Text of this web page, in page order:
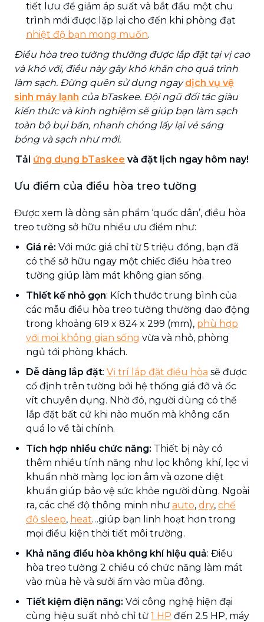
tiết lưu để giảm áp suất và bắt đầu một chu
trình mới được lặp lại cho đến khi phòng đạt
nhiệt độ bạn mong muốn.
Điều hòa treo tường thường được lắp đặt tại vị cao
và khó với, điều này gây khó khăn cho quá trình
làm sạch. Đừng quên sử dụng ngaydịch vụ vệ
sinh máy lạnh của bTaskee. Đội ngũ đối tác giàu
kiến thức và kinh nghiệm sẽ giúp bạn làm sạch
toàn bộ bụi bẩn, nhanh chóng lấy lại vẻ sáng
bóng và sạch như mới.
Tải ứng dụng bTaskee và đặt lịch ngay hôm nay!
Ưu điểm của điều hòa treo tường
Được xem là dòng sản phẩm ‘quốc dân’, điều hòa
treo tường sở hữu nhiều ưu điểm như:
Giá rẻ: Với mức giá chỉ từ 5 triệu đồng, bạn đã
có thể sở hữu ngay một chiếc điều hòa treo
tường giúp làm mát không gian sống.
Thiết kế nhỏ gọn: Kích thước trung bình của
các mẫu điều hòa treo tường thường dao động
trong khoảng 619 x 824 x 299 (mm), phù hợp
với mọi không gian sống vừa và nhỏ, phòng
ngủ tới phòng khách.
Dễ dàng lắp đặt: Vị trí lắp đặt điều hòa sẽ được
cố định trên tường bởi hệ thống giá đỡ và ốc
vít chuyên dụng. Nhờ đó, người dùng có thể
lắp đặt bất cứ khi nào muốn mà không cần
quá lo về tài chính.
Tích hợp nhiều chức năng: Thiết bị này có
thêm nhiều tính năng như lọc không khí, lọc vi
khuẩn nhờ màng lọc ion âm và ozone diệt
khuẩn giúp bảo vệ sức khỏe người dùng. Ngoài
ra, các chế độ thông minh như auto, dry, chế
độ sleep, heat…giúp bạn linh hoạt hơn trong
mọi điều kiện thời tiết môi trường.
Khả năng điều hòa không khí hiệu quả: Điều
hòa treo tường 2 chiều có chức năng làm mát
vào mùa hè và sưởi ấm vào mùa đông.
Tiết kiệm điện năng: Với công nghệ hiện đại
cùng hiệu suất nhỏ chỉ từ 1 HP đến 2.5 HP, máy